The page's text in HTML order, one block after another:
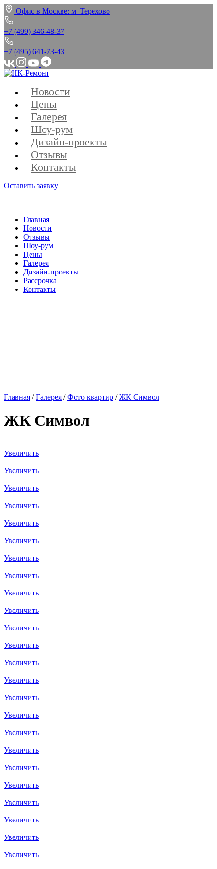
Офис в Москве: м. Терехово
+7 (499) 346‑48‑37
+7 (495) 641‑73‑43
Новости
Цены
Галерея
Шоу-рум
Дизайн-проекты
Отзывы
Контакты
Оставить заявку
Главная
Новости
Отзывы
Шоу-рум
Цены
Галерея
Дизайн-проекты
Рассрочка
Контакты
Главная /Галерея /Фото квартир /ЖК Символ
ЖК Символ
Увеличить
Увеличить
Увеличить
Увеличить
Увеличить
Увеличить
Увеличить
Увеличить
Увеличить
Увеличить
Увеличить
Увеличить
Увеличить
Увеличить
Увеличить
Увеличить
Увеличить
Увеличить
Увеличить
Увеличить
Увеличить
Увеличить
Увеличить
Увеличить